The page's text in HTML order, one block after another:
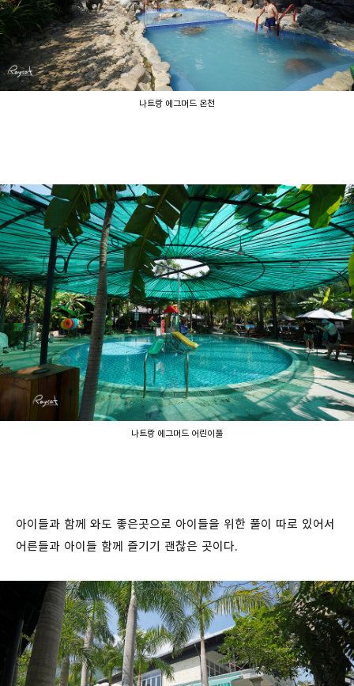
나트랑 에그머드 온천
나트랑 에그머드 어린이풀
아이들과 함께 와도 좋은곳으로 아이들을 위한 풀이 따로 있어서
어른들과 아이들 함께 즐기기 괜찮은 곳이다.